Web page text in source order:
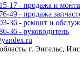
17 - продажа и
49 - продажа
36 - ремонт и
36 - руководитель
г. Энгельс,